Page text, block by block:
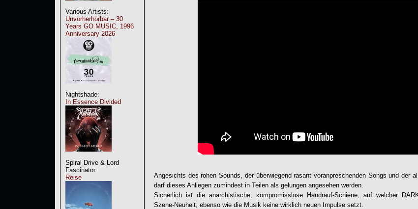
Various Artists:
Unvorherhörbar – 30
Years GO MUSIC, 1996
Anniversary 2026
Nightshade:
In Essence Divided
Spiral Drive & Lord
Fascinator:
Reise
Angesichts des rohen Sounds, der überwiegend rasant voranpreschenden Songs und der
darf dieses Anliegen zumindest in Teilen als gelungen angesehen werden.
Sicherlich ist die anarchistische, kompromisslose Haudrauf-Schiene, auf welcher
Szene-Neuheit, ebenso wie die Musik keine wirklich neuen Impulse setzt.